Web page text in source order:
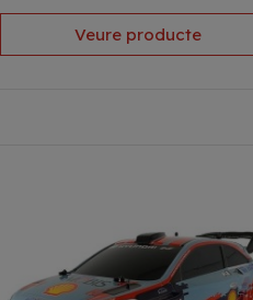
Veure producte